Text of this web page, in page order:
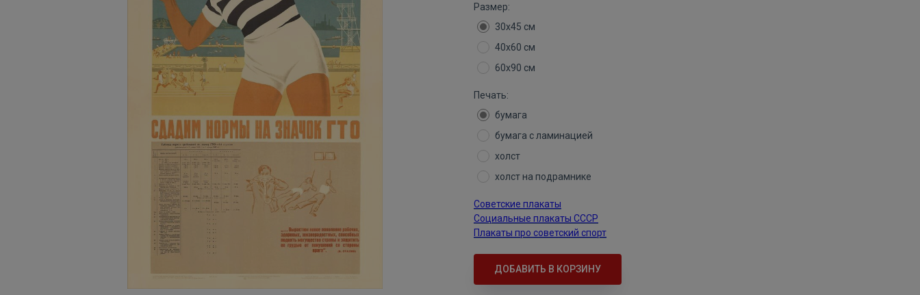
Размер:
30х45 см
40х60 см
60х90 см
Печать:
бумага
бумага с ламинацией
холст
холст на подрамнике
Советские плакаты
Социальные плакаты СССР
Плакаты про советский спорт
ДОБАВИТЬ В КОРЗИНУ